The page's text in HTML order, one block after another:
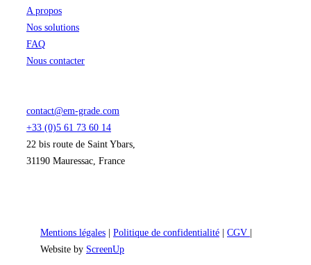
A propos
Nos solutions
FAQ
Nous contacter
contact@em-grade.com
+33 (0)5 61 73 60 14
22 bis route de Saint Ybars,
31190 Mauressac, France
Mentions légales | Politique de confidentialité | CGV |
Website by ScreenUp